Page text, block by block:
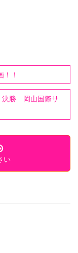
！
勝 岡山国際サ
い